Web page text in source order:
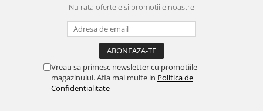
Nu rata ofertele si promotiile noastre
Vreau sa primesc newsletter cu promotiile
magazinului. Afla mai multe in Politica de
Confidentialitate